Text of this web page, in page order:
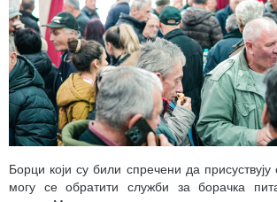
Борци који су били спречени да
могу се обратити служби за борачка